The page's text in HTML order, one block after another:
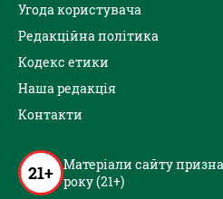
Угода користувача
Редакційна політика
Кодекс етики
Наша редакція
Контакти
21+ Матеріали сайту
року (21+)